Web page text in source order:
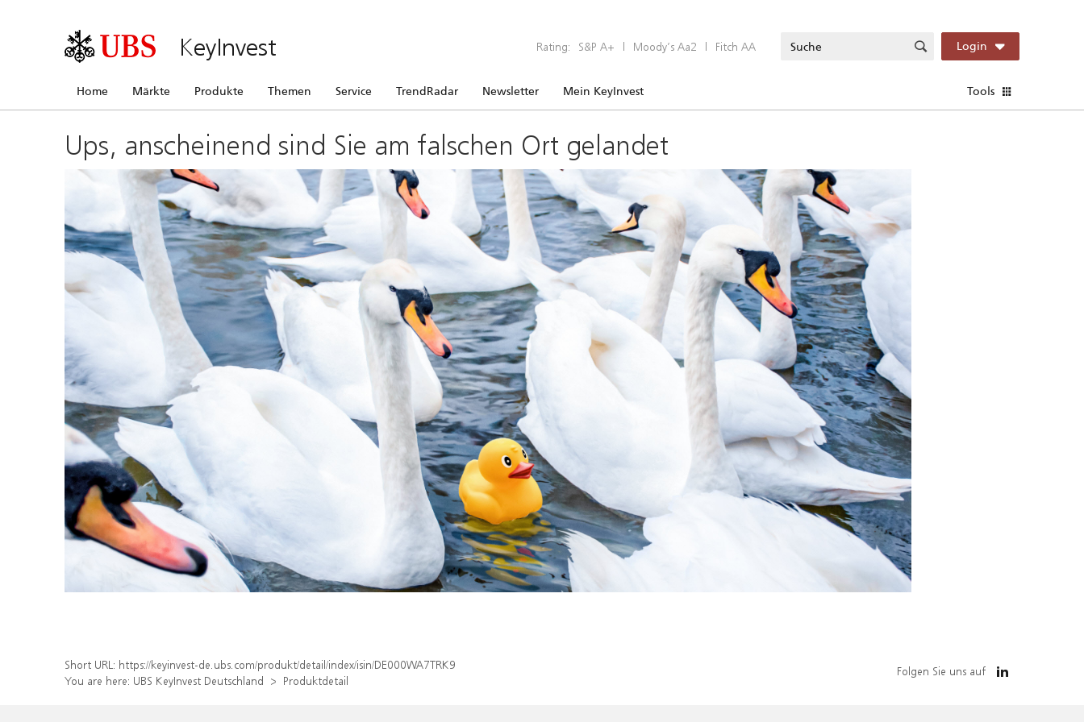
KeyInvest Rating: S&P A+ | Moody’s Aa2 | Fitch AA Login
Home Märkte Produkte Themen Service TrendRadar Newsletter Mein KeyInvest Tools
Ups, anscheinend sind Sie am falschen Ort gelandet
Short URL: https://keyinvest-de.ubs.com/produkt/detail/index/isin/DE000WA7TRK9
You are here: UBS KeyInvest Deutschland Produktdetail
Folgen Sie uns auf